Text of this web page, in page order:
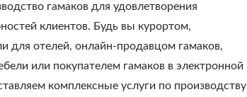
гамаков для удовлетворения
клиентов. Будь вы курортом,
для отелей, онлайн-продавцом гамаков,
или покупателем гамаков в электронной
комплексные услуги по производству